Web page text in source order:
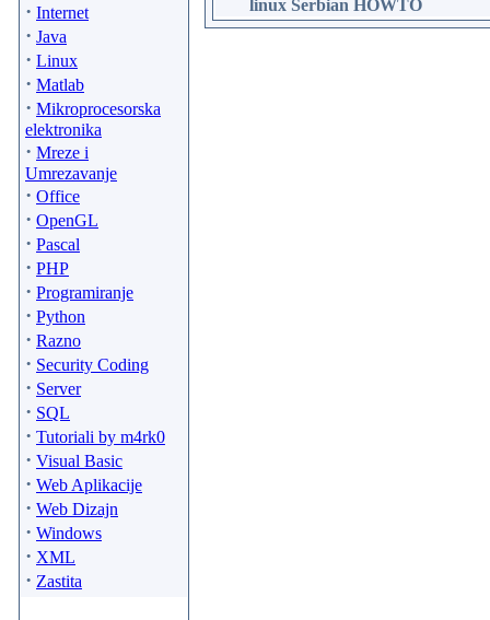
· Internet
· Java
· Linux
· Matlab
· Mikroprocesorska
elektronika
· Mreze i
Umrezavanje
· Office
· OpenGL
· Pascal
· PHP
· Programiranje
· Python
· Razno
· Security Coding
· Server
· SQL
· Tutoriali by m4rk0
· Visual Basic
· Web Aplikacije
· Web Dizajn
· Windows
· XML
· Zastita
linux Serbian HOWTO